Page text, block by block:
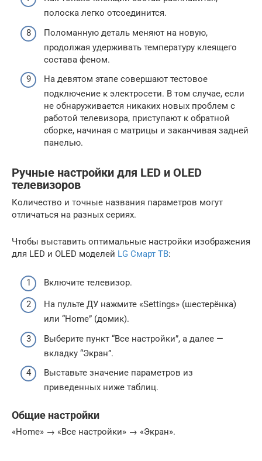
полоска легко отсоединится.
Поломанную деталь меняют на новую,
продолжая удерживать температуру клеящего
состава феном.
На девятом этапе совершают тестовое
подключение к электросети. В том случае, если
не обнаруживается никаких новых проблем с
работой телевизора, приступают к обратной
сборке, начиная с матрицы и заканчивая задней
панелью.
Ручные настройки для LED и OLED
телевизоров
Количество и точные названия параметров могут
отличаться на разных сериях.
Чтобы выставить оптимальные настройки изображения
для LED и OLED моделей LG Смарт ТВ:
Включите телевизор.
На пульте ДУ нажмите «Settings» (шестерёнка)
или “Home” (домик).
Выберите пункт “Все настройки”, а далее —
вкладку “Экран”.
Выставьте значение параметров из
приведенных ниже таблиц.
Общие настройки
«Home» → «Все настройки» → «Экран».